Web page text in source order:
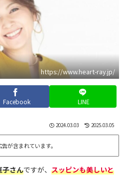
https://www.heart-ray.jp/
Facebook LINE
2024.03.03 2025.03.05
が含まれています。
子さんですが、 スッピンも美しいと